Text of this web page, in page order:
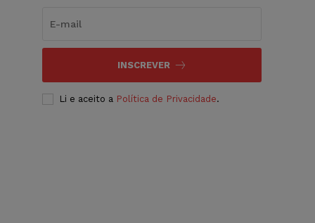
INSCREVER
Li e aceito a Política de Privacidade.